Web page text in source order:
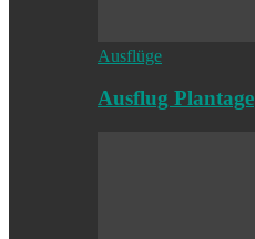
Ausflüge
Ausflug Plantage